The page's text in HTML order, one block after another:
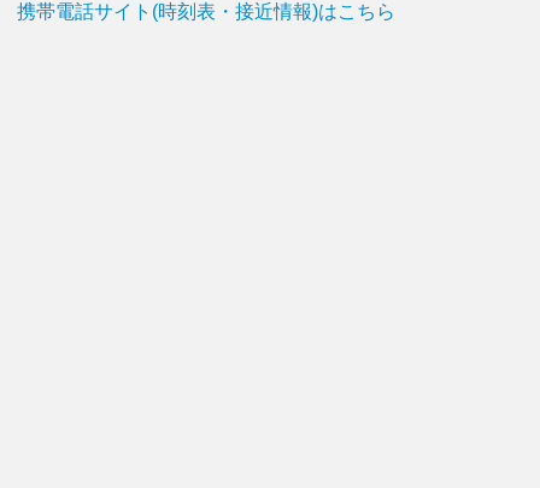
携帯電話サイト(時刻表・接近情報)はこちら